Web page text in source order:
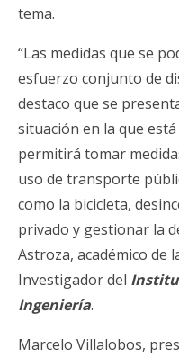
tema.
“Las medidas que se
esfuerzo conjunto de
destaco que se
situación en la que
permitirá tomar
uso de transporte
como la bicicleta,
privado y gestionar la
Astroza, académico de
Investigador del
Ingeniería.
Marcelo Villalobos,